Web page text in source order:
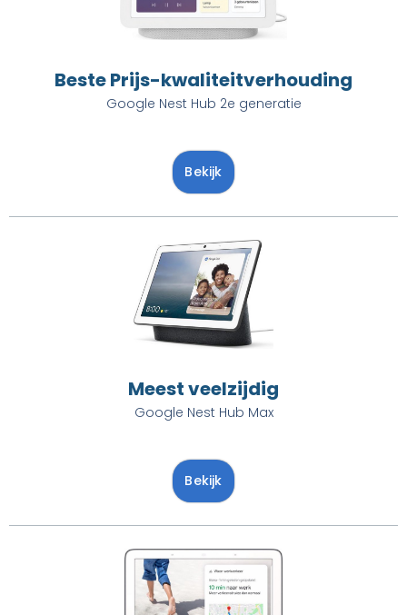
Beste Prijs-kwaliteitverhouding
Google Nest Hub 2e generatie
Bekijk
Meest veelzijdig
Google Nest Hub Max
Bekijk